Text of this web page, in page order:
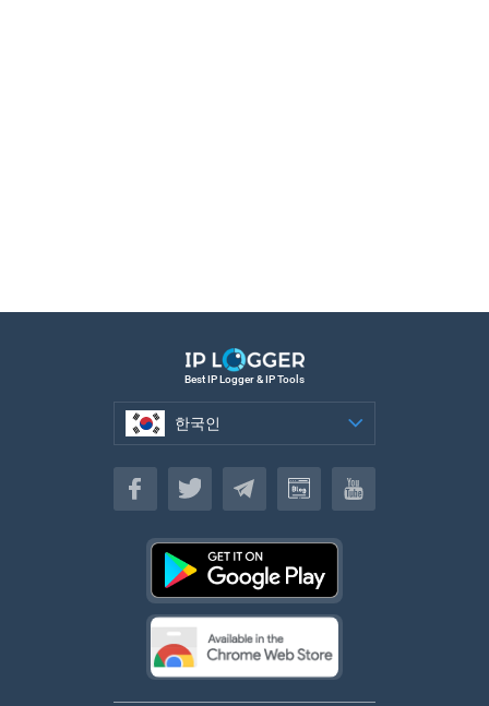
Best IP Logger & IP Tools
한국인
한국인